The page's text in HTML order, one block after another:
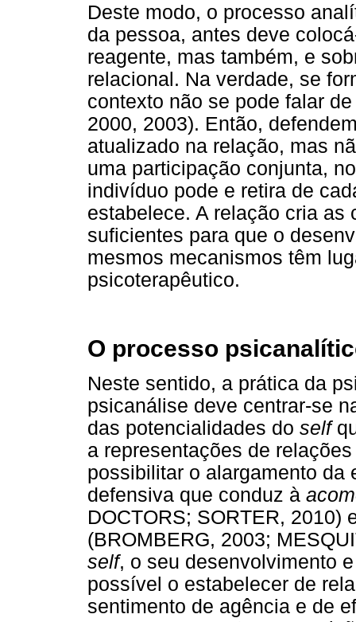
Deste modo, o processo
da pessoa, antes deve
reagente, mas também, e
relacional. Na verdade, se
contexto não se pode falar
2000, 2003). Então,
atualizado na relação, mas
uma participação conjunta,
indivíduo pode e retira de
estabelece. A relação cria
suficientes para que o
mesmos mecanismos têm
psicoterapêutico.
O processo
Neste sentido, a prática da
psicanálise deve centrar-se
das potencialidades do self
a representações de
possibilitar o alargamento da
defensiva que conduz à
DOCTORS; SORTER, 2010)
(BROMBERG, 2003;
self, o seu desenvolvimento
possível o estabelecer de
sentimento de agência e de